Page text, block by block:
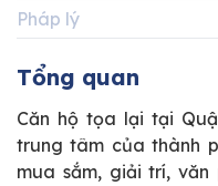
Pháp lý
Tổng quan
Căn hộ tọa lại tại
trung tâm của thành
mua sắm, giải trí, văn